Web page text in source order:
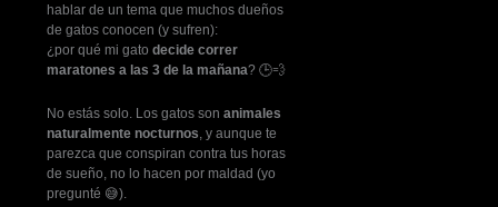
hablar de un tema que muchos dueños
de gatos conocen (y sufren):
¿por qué mi gatodecide correr
maratones a las 3 de la mañana? 🕒💨
No estás solo. Los gatos sonanimales
naturalmente nocturnos, y aunque te
parezca que conspiran contra tus horas
de sueño, no lo hacen por maldad (yo
pregunté 😅).